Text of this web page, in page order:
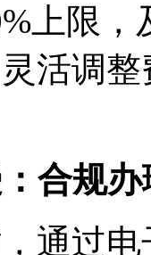
上限
活调
规办
过电